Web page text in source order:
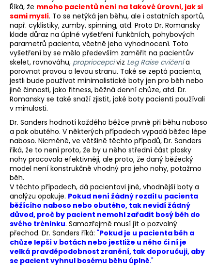
Říká, že mnoho pacientů není na takové úrovni, jak si
sami myslí. To se netýká jen běhu, ale i ostatních sportů,
např. cyklistiky, zumby, spinning, atd. Proto Dr. Romansky
klade důraz na úplné vyšetření funkčních, pohybových
parametrů pacienta, včetně jeho vyhodnocení. Toto
vyšetření by se mělo především zaměřit na pacientův
skelet, rovnováhu, propriocepciviz Leg Raise cvičenía
porovnat pravou a levou stranu. Také se zeptá pacienta,
jestli bude používat minimalistické boty jen pro běh nebo
jiné činnosti, jako fitness, běžná denní chůze, atd. Dr.
Romansky se také snaží zjistit, jaké boty pacienti používali
v minulosti.
Dr. Sanders hodnotí každého běžce prvně při běhu naboso
a pak obutého. V některých případech vypadá běžec lépe
naboso. Nicméně, ve většině těchto případů, Dr. Sanders
říká, že to není proto, že by u něho střední část plosky
nohy pracovala efektivněji, ale proto, že daný běžecký
model není konstrukčně vhodný pro jeho nohy, potažmo
běh.
V těchto případech, dá pacientovi jiné, vhodnější boty a
analýzu opakuje. Pokud není žádný rozdíl u pacienta
běžícího naboso nebo obutého, tak nevidí žádný
důvod, proč by pacient nemohl zařadit bosý běh do
svého tréninku. Samozřejmě musí jít o pozvolný
přechod. Dr. Sanders říká: "Pokud je u pacienta běh a
chůze lepší v botách nebo jestliže u něho či ní je
velká pravděpodobnost zranění, tak doporučuji, aby
se pacient vyhnul bosému běhu úplně."